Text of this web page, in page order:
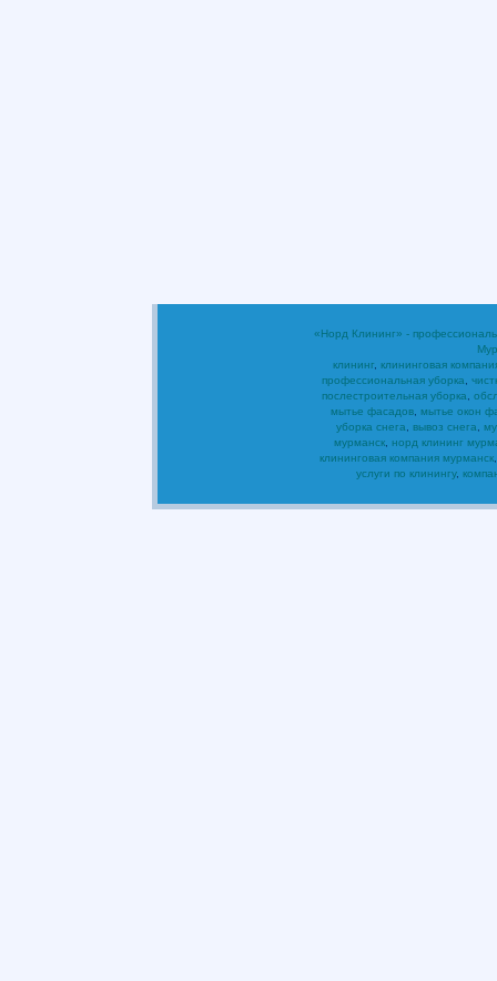
«Норд Клининг» -
клининг клининговая
профессиональная уборка
послестроительная уборка
мытье фасадов мытье окон
уборка снега
вывоз снега
мурманск, норд клининг
клининговая компания мурманск
услуги по клинингу,